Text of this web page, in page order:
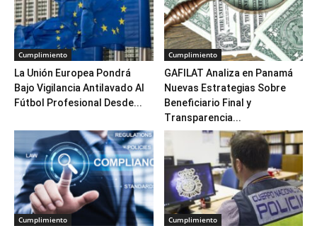
Cumplimiento
La Unión Europea Pondrá
Bajo Vigilancia Antilavado Al
Fútbol Profesional Desde...
Cumplimiento
GAFILAT Analiza en Panamá
Nuevas Estrategias Sobre
Beneficiario Final y
Transparencia...
Cumplimiento Cumplimiento